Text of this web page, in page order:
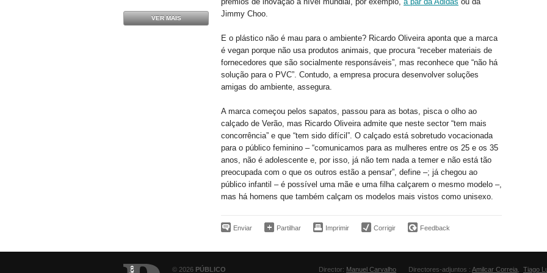
Jimmy Choo.
E o plástico não é mau para o ambiente? Ricardo Oliveira aponta que a marca
é vegan porque não usa produtos animais, que procura “receber materiais de
fornecedores que são socialmente responsáveis”, mas reconhece que “não há
solução para o PVC”. Contudo, a empresa procura desenvolver soluções
amigas do ambiente, assegura.
A marca começou pelos sapatos, passou para as botas, pisca o olho ao
calçado de Verão, mas Ricardo Oliveira admite que neste sector “tem mais
concorrência” e que “tem sido difícil”. O calçado está sobretudo vocacionada
para o público feminino – “comunicamos para as mulheres entre os 25 e os 35
anos, não é adolescente e, por isso, já não tem nada a temer e não está tão
preocupada com o que os outros estão a pensar”, define –; já chegou ao
público infantil – é possível uma mãe e uma filha calçarem o mesmo modelo –,
mas há homens que também calçam os modelos mais vistos como unisexo.
Enviar Partilhar Imprimir Corrigir Feedback
VER MAIS
© 2026 PÚBLICO Director: Manuel Carvalho Directores-adjuntos : Amilcar Correia Tiago